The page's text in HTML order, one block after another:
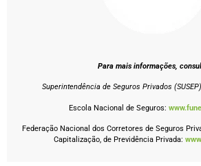
Para mais informações,
Superintendência de Seguros Privados
Escola Nacional de Seguros:
Federação Nacional dos Corretores de Seguros
Capitalização, de Previdência Privada: